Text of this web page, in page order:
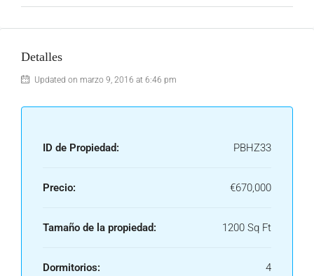
Detalles
Updated on marzo 9, 2016 at 6:46 pm
ID de Propiedad: PBHZ33
Precio: €670,000
Tamaño de la propiedad: 1200 Sq Ft
Dormitorios: 4